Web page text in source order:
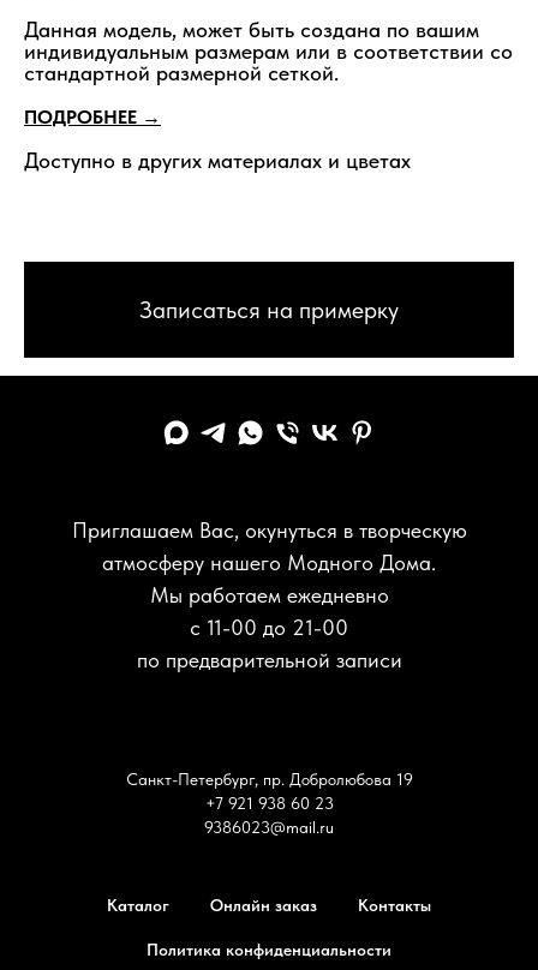
Данная модель, может быть создана по вашим
индивидуальным размерам или в соответствии со
стандартной размерной сеткой.
ПОДРОБНЕЕ →
Доступно в других материалах и цветах
Записаться на примерку
Приглашаем Вас, окунуться в творческую
атмосферу нашего Модного Дома.
Мы работаем ежедневно
с 11-00 до 21-00
по предварительной записи
Санкт-Петербург, пр. Добролюбова 19
+7 921 938 60 23
9386023@mail.ru
Каталог Онлайн заказ Контакты
Политика конфиденциальности